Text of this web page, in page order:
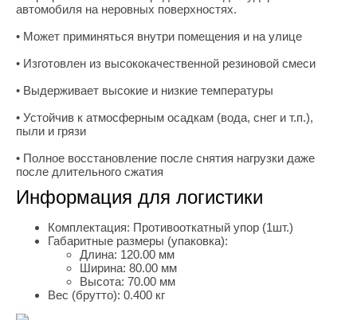
автомобиля на неровных поверхностях.
• Может приминяться внутри помещения и на улице
• Изготовлен из высококачественной резиновой смеси
• Выдерживает высокие и низкие температуры
• Устойчив к атмосферным осадкам (вода, снег и т.п.),
пыли и грязи
• Полное восстановление после снятия нагрузки даже
после длительного сжатия
Информация для логистики
Комплектация: Противооткатный упор (1шт.)
Габаритные размеры (упаковка):
Длина: 120.00 мм
Ширина: 80.00 мм
Высота: 70.00 мм
Вес (брутто): 0.400 кг